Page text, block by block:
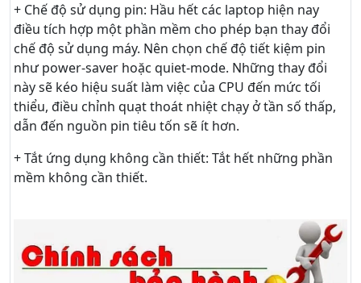
+ Chế độ sử dụng pin: Hầu hết các laptop hiện nay
điều tích hợp một phần mềm cho phép bạn thay đổi
chế độ sử dụng máy. Nên chọn chế độ tiết kiệm pin
như power-saver hoặc quiet-mode. Những thay đổi
này sẽ kéo hiệu suất làm việc của CPU đến mức tối
thiểu, điều chỉnh quạt thoát nhiệt chạy ở tần số thấp,
dẫn đến nguồn pin tiêu tốn sẽ ít hơn.
+ Tắt ứng dụng không cần thiết: Tắt hết những phần
mềm không cần thiết.